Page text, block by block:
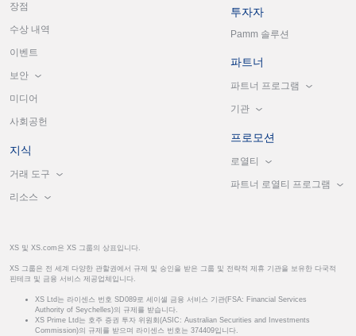
장점
수상 내역
이벤트
보안
미디어
사회공헌
지식
거래 도구
리소스
투자자
Pamm 솔루션
파트너
파트너 프로그램
기관
프로모션
로열티
파트너 로열티 프로그램
XS 및 XS.com은 XS 그룹의 상표입니다.
XS 그룹은 전 세계 다양한 관할권에서 규제 및 승인을 받은 그룹 및 전략적 제휴 기관을 보유한 다국적
핀테크 및 금융 서비스 제공업체입니다.
XS Ltd는 라이센스 번호 SD089로 세이셸 금융 서비스 기관(FSA: Financial Services
Authority of Seychelles)의 규제를 받습니다.
XS Prime Ltd는 호주 증권 투자 위원회(ASIC: Australian Securities and Investments
Commission)의 규제를 받으며 라이센스 번호는 374409입니다.